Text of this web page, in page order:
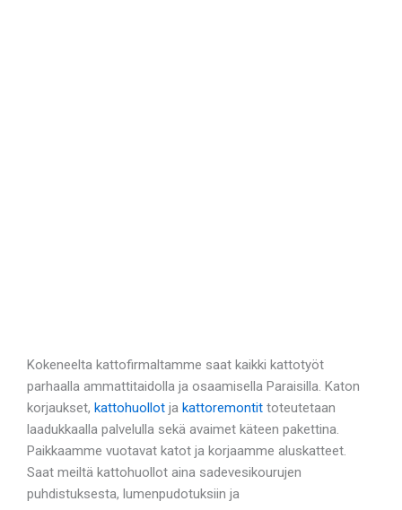
Kokeneelta kattofirmaltamme saat kaikki kattotyöt
parhaalla ammattitaidolla ja osaamisella Paraisilla. Katon
korjaukset, kattohuollot ja kattoremontit toteutetaan
laadukkaalla palvelulla sekä avaimet käteen pakettina.
Paikkaamme vuotavat katot ja korjaamme aluskatteet.
Saat meiltä kattohuollot aina sadevesikourujen
puhdistuksesta, lumenpudotuksiin ja